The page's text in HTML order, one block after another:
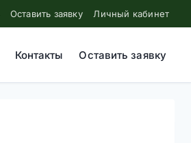
Оставить заявку Личный кабинет
Контакты Оставить заявку